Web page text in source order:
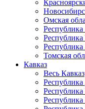
Омская
Томская
Кавказ
Весь Кавказ
Республика